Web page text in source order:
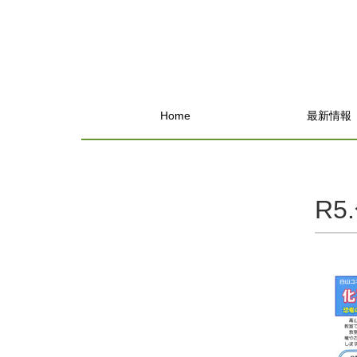
Home 最新情報